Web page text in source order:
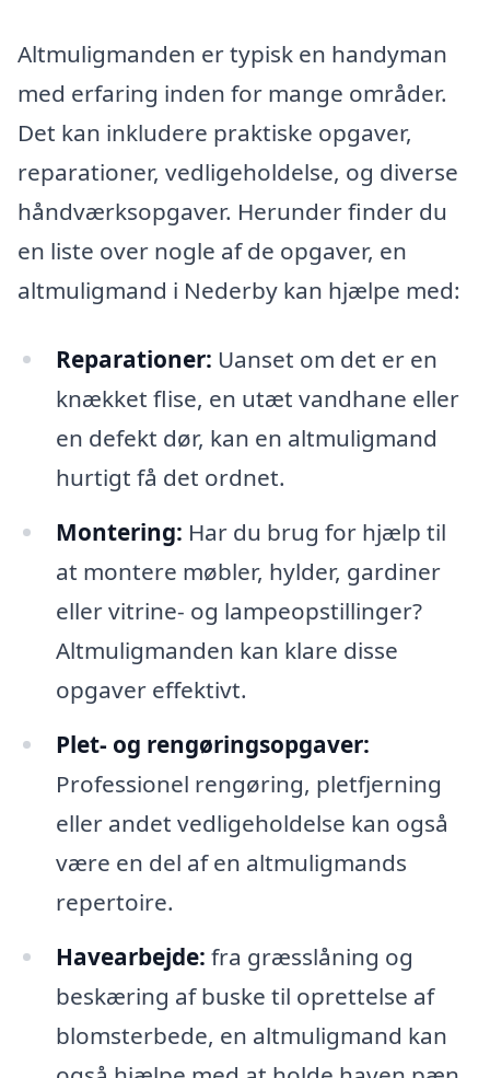
Altmuligmanden er typisk en handyman
med erfaring inden for mange områder.
Det kan inkludere praktiske opgaver,
reparationer, vedligeholdelse, og diverse
håndværksopgaver. Herunder finder du
en liste over nogle af de opgaver, en
altmuligmand i Nederby kan hjælpe med:
Reparationer: Uanset om det er en
knækket flise, en utæt vandhane eller
en defekt dør, kan en altmuligmand
hurtigt få det ordnet.
Montering: Har du brug for hjælp til
at montere møbler, hylder, gardiner
eller vitrine- og lampeopstillinger?
Altmuligmanden kan klare disse
opgaver effektivt.
Plet- og rengøringsopgaver:
Professionel rengøring, pletfjerning
eller andet vedligeholdelse kan også
være en del af en altmuligmands
repertoire.
Havearbejde: fra græsslåning og
beskæring af buske til oprettelse af
blomsterbede, en altmuligmand kan